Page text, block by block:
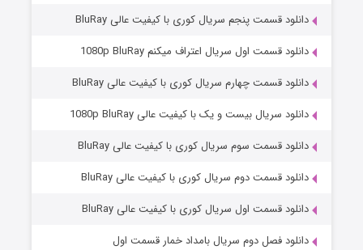
وستی ها
قسمت1 (زیرنویس) منتشر شد
دانلود قسمت پنجم سریال کوری با کیفیت عالی BluRay
دانلود قسمت اول سریال اعتراف میکنم 1080p BluRay
دانلود قسمت چهارم سریال کوری با کیفیت عالی BluRay
دانلود سریال بیست و یک با کیفیت عالی 1080p BluRay
دانلود قسمت سوم سریال کوری با کیفیت عالی BluRay
دانلود قسمت دوم سریال کوری با کیفیت عالی BluRay
دانلود قسمت اول سریال کوری با کیفیت عالی BluRay
دانلود فصل دوم سریال بامداد خمار قسمت اول